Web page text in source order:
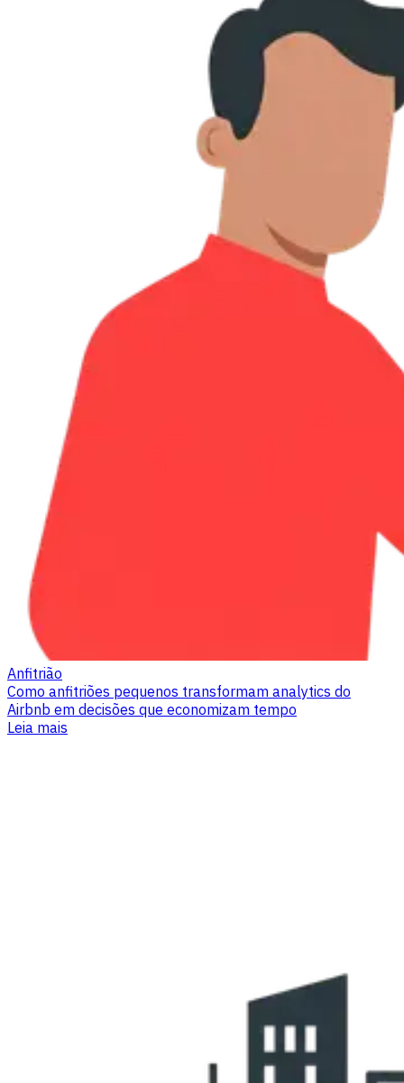
Anfitrião
Como anfitriões pequenos transformam analytics do
Airbnb em decisões que economizam tempo
Leia mais